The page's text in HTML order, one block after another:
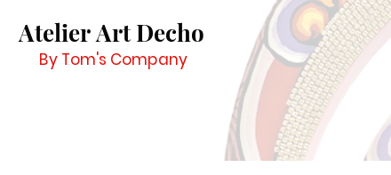
Atelier Art Decho
By Tom's Company